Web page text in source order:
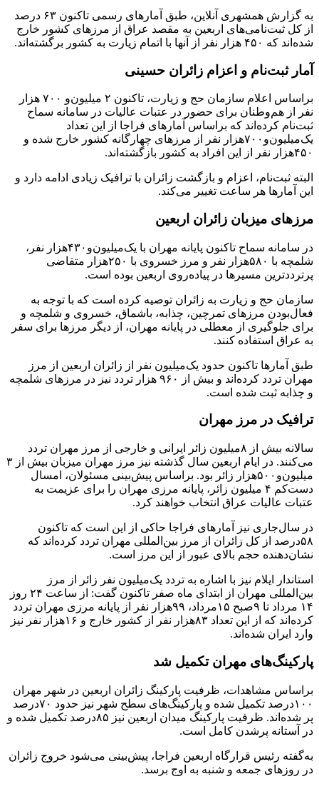
به گزارش همشهری آنلاین، طبق آمارهای رسمی تاکنون ۶۳ درصد
از کل ثبت‌نامی‌های اربعین به مقصد عراق از مرزهای کشور خارج
شده‌اند که ۴۵۰ هزار نفر از آنها با اتمام زیارت به کشور برگشته‌اند.
آمار ثبت‌نام و اعزام زائران حسینی
براساس اعلام سازمان حج و زیارت، تاکنون ۲ میلیون‌و ۷۰۰ هزار
نفر از هم‌وطنان برای حضور در عتبات عالیات در سامانه سماح
ثبت‌نام کرده‌اند که براساس آمارهای فراجا از این تعداد
یک‌میلیون‌و۷۰۰هزار نفر از مرزهای چهارگانه کشور خارج شده و
۴۵۰هزار نفر از این افراد به کشور بازگشته‌اند.
البته ثبت‌نام، اعزام و بازگشت زائران با ترافیک زیادی ادامه دارد و
این آمارها هر ساعت تغییر می‌کند.
مرزهای میزبان زائران اربعین
در سامانه سماح تاکنون پایانه مهران با یک‌میلیون‌و۴۳۰هزار نفر،
شلمچه با ۵۸۰هزار نفر و مرز خسروی با ۲۵۰هزار متقاضی
پرترددترین مسیرها در پیاده‌روی اربعین بوده است.
سازمان حج و زیارت به زائران توصیه کرده است که با توجه به
فعال‌بودن مرزهای تمرچین، چذابه، باشماق، خسروی و شلمچه و
برای جلوگیری از معطلی در پایانه مهران، از دیگر مرزها برای سفر
به عراق استفاده کنند.
طبق آمارها تاکنون حدود یک‌میلیون نفر از زائران اربعین از مرز
مهران تردد کرده‌اند و بیش از ۹۶۰ هزار تردد نیز در مرزهای شلمچه
و چذابه ثبت شده است.
ترافیک در مرز مهران
سالانه بیش از ۸میلیون زائر ایرانی و خارجی از مرز مهران تردد
می‌کنند. در ایام اربعین سال گذشته نیز مرز مهران میزبان بیش از ۳
میلیون‌و۵۰۰هزار زائر بود. براساس پیش‌بینی مسئولان، امسال
دست‌کم ۴ میلیون زائر، پایانه مرزی مهران را برای عزیمت به
عتبات عالیات عراق انتخاب خواهند کرد.
در سال‌جاری نیز آمارهای فراجا حاکی از این است که تاکنون
۵۸درصد از کل زائران از مرز بین‌المللی مهران تردد کرده‌اند که
نشان‌دهنده حجم بالای عبور از این مرز است.
استاندار ایلام نیز با اشاره به تردد یک‌میلیون نفر زائر از مرز
بین‌المللی مهران از ابتدای ماه صفر تاکنون گفت: از ساعت ۲۴ روز
۱۴ مرداد تا ۹صبح ۱۵مرداد، ۹۹هزار نفر از پایانه مرزی مهران تردد
کرده‌اند که از این تعداد ۸۳هزار نفر از کشور خارج و ۱۶هزار نفر نیز
وارد ایران شده‌اند.
پارکینگ‌های مهران تکمیل شد
براساس مشاهدات، ظرفیت پارکینگ زائران اربعین در شهر مهران
۱۰۰درصد تکمیل شده و پارکینگ‌های سطح شهر نیز حدود ۷۰درصد
پر شده‌اند. ظرفیت پارکینگ میدان اربعین نیز ۸۵درصد تکمیل شده و
در آستانه پرشدن کامل است.
به‌گفته رئیس قرارگاه اربعین فراجا، پیش‌بینی می‌شود خروج زائران
در روزهای جمعه و شنبه به اوج برسد.